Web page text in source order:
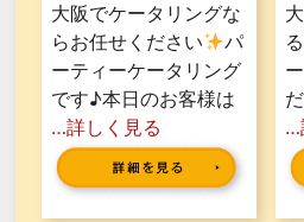
大阪でケータリングな
らお任せください
パ
ーティーケータリング
です♪本日のお客様は
…詳しく見る
…